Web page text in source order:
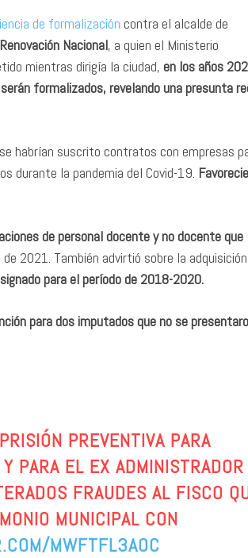
de formalización contra el alcalde de
Nacional, a quien el Ministerio
mientras dirigía la ciudad, en los años
formalizados, revelando una presunta
habrían suscrito contratos con empresas
durante la pandemia del Covid-19.
de personal docente y no docente que
2021. También advirtió sobre la
para el período de 2018-2020.
para dos imputados que no se
PREVENTIVA PARA
PARA EL EX ADMINISTRADOR
FRAUDES AL FISCO
MUNICIPAL CON
MWFTFL3A0C